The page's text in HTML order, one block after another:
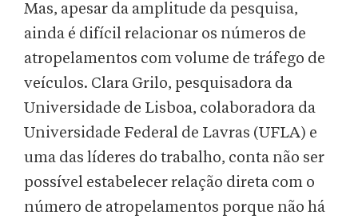
Mas, apesar da amplitude da pesquisa,
ainda é difícil relacionar os números de
atropelamentos com volume de tráfego de
veículos. Clara Grilo, pesquisadora da
Universidade de Lisboa, colaboradora da
Universidade Federal de Lavras (UFLA) e
uma das líderes do trabalho, conta não ser
possível estabelecer relação direta com o
número de atropelamentos porque não há